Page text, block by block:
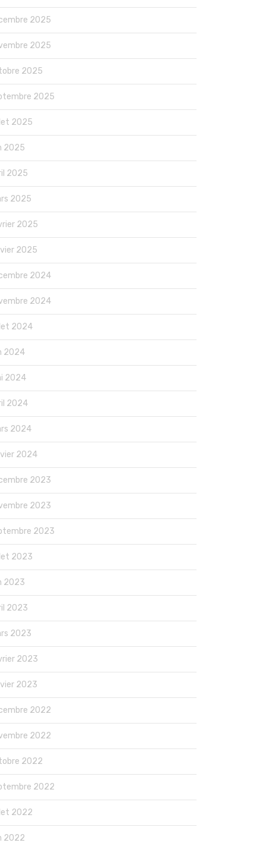
2025
2025
2025
2025
2025
2025
2025
2025
2025
2025
2024
2024
2024
2024
2024
2024
2024
2024
2023
2023
2023
2023
2023
2023
2023
2023
2023
2022
2022
2022
2022
2022
2022